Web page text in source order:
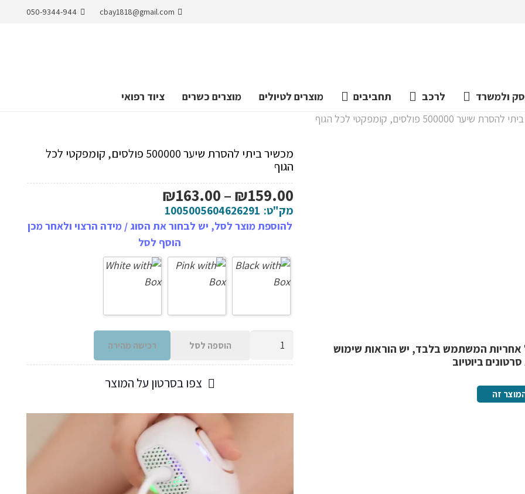
cbay1818@gmail.com
050-9344-944
ולמשרד לרכב תחביבים מוצרים לטיולים מוצרים כשרים
ציוד רפואי
שיער 500000 פולסים, קומפקטי לכל הגוף
אחריות המשתמש בלבד, יש הוראות שימוש
ביוטיוב
זה
מכשיר ביתי להסרת שיער 500000 פולסים, קומפקטי לכל
הגוף
₪159.00
–
₪163.00
⁦₪159.00⁩
עד
מק"ט: 1005005604626291
להוספת מוצר לסל, יש לבחור את הסוג / מידה הרצוי ולאחר מכן
הוסף לסל
הוספה לסל רכישה מהירה
צפו בסרטון על המוצר